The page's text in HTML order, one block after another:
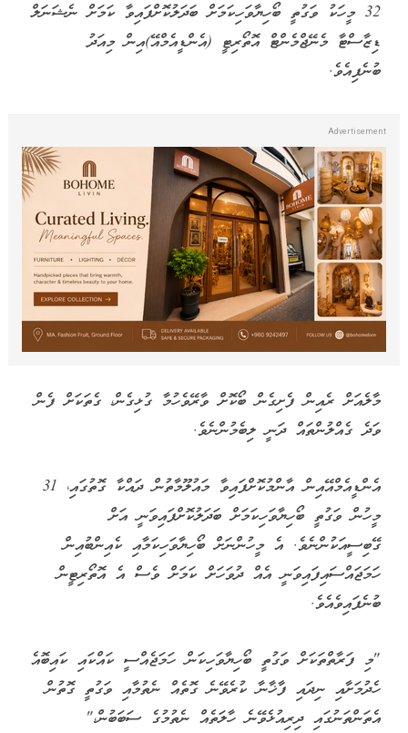
32 މީހަކު ވަގުތީ ބޯހިޔާވަހިކަމަށް ބަދަލުކޮށްފައިވާ ކަމަށް ނެޝަނަލް
ޑިޒާސްޓާ މެނޭޖްމެންޓް އޮތޯރިޓީ (އެންޑީއެމްއޭ)އިން މިއަދު
ބުނެފިއެވެ.
މާލެއަށް ރެއިން ފެށިގެން ބޯކޮށް ވާރޭވެހުމާ ގުޅިގެން، ގެތަކަށް ފެން
ވަދެ ގެއްލުންތައް ދަނީ ލިބެމުންނެވެ.
އެންޑީއެމްއޭއިން އާންމުކޮށްފައިވާ މައުލޫމާތުން ދައްކާ ގޮތުގައި، 31
މީހުން ވަގުތީ ބޯހިޔާވަހިކަމަށް ބަދަލުކޮށްފައިވަނީ އަށް
ގޭބިސީއަކުންނެވެ. އެ މީހުންނަށް ބޯހިޔާވަހިކަމާއި ކެއިންބުއިން
ހަމަޖައްސައިފައިވަނީ އެއް ދުވަހަށް ކަމަށް ވެސް އެ އޮތޯރިޓީން
ބުނެފައިވެއެވެ.
"މި ފަރާތްތަކަށް ވަގުތީ ބޯހިޔާވަހިކަން ހަމަޖެއްސީ ކައްކައި ކައިބޮއެ
ހެދުމަށާއި ނިދައި ފާޚާނާ ކުރެވޭނެ ގޮތެއް ނެތުމާއި ވަގުތީ ގޮތުން
އެތަންތަނުގައި ދިރިއުޅެވޭނެ ހާލަތެއް ނެތުމުގެ ސަބަބުން،"